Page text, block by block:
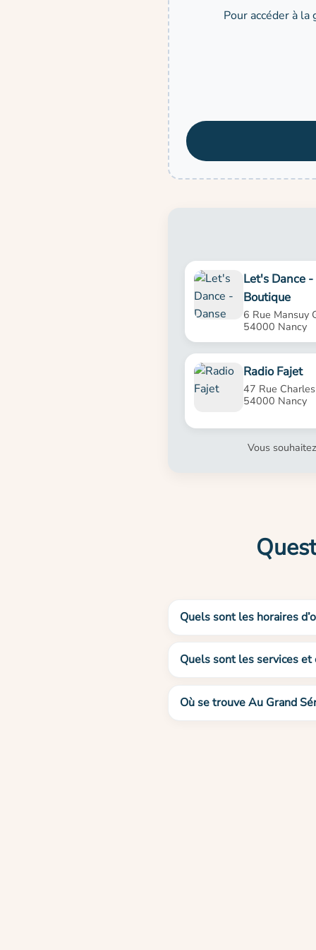
Pour accéder à
Let's Dance
Boutique
6 Rue Mansuy
54000 Nancy
Radio Fajet
47 Rue
54000 Nancy
Vous
Quels sont les horaires
Quels sont les services et
Où se trouve Au Grand